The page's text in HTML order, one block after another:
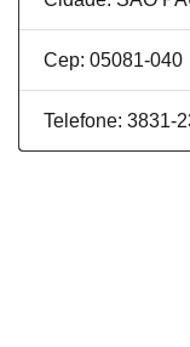
Cep: 05081-040
Telefone: 3831-